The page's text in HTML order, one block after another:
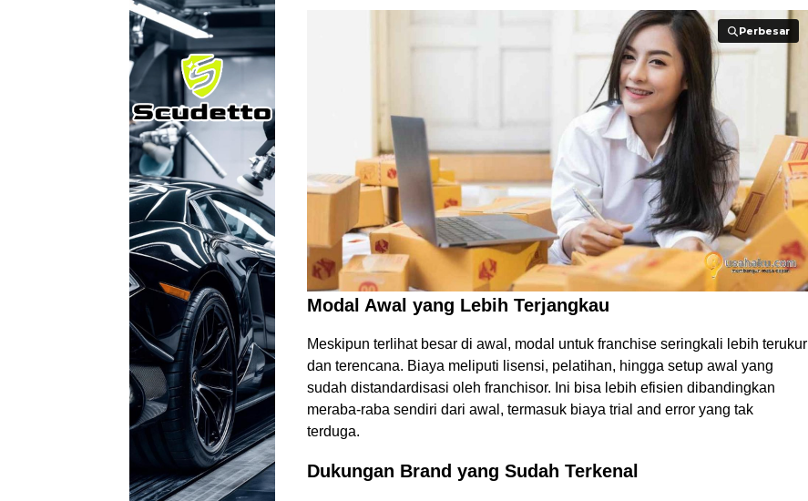
Perbesar
Perbesar
Modal Awal yang Lebih Terjangkau
Meskipun terlihat besar di awal, modal untuk franchise seringkali lebih terukur
dan terencana. Biaya meliputi lisensi, pelatihan, hingga setup awal yang
sudah distandardisasi oleh franchisor. Ini bisa lebih efisien dibandingkan
meraba-raba sendiri dari awal, termasuk biaya trial and error yang tak
terduga.
Dukungan Brand yang Sudah Terkenal